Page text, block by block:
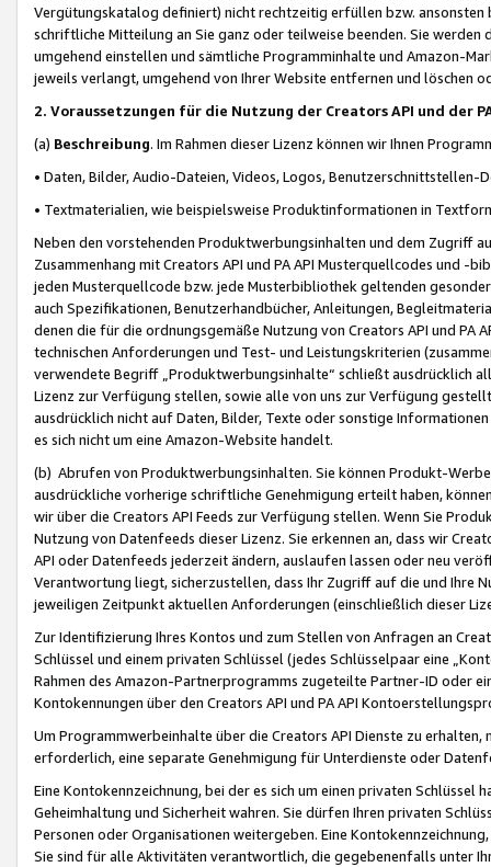
Vergütungskatalog definiert) nicht rechtzeitig erfüllen bzw. ansonsten
schriftliche Mitteilung an Sie ganz oder teilweise beenden. Sie werden
umgehend einstellen und sämtliche Programminhalte und Amazon-
jeweils verlangt, umgehend von Ihrer Website entfernen und löschen
2. Voraussetzungen für die Nutzung der Creators API und der
(a) Beschreibung. Im Rahmen dieser Lizenz können wir Ihnen
• Daten, Bilder, Audio-Dateien, Videos, Logos, Benutzerschnittstellen-
• Textmaterialien, wie beispielsweise Produktinformationen in
Neben den vorstehenden Produktwerbungsinhalten und dem Zugriff
Zusammenhang mit Creators API und PA API Musterquellcodes und
jeden Musterquellcode bzw. jede Musterbibliothek geltenden
auch Spezifikationen, Benutzerhandbücher, Anleitungen,
denen die für die ordnungsgemäße Nutzung von Creators API und PA
technischen Anforderungen und Test- und Leistungskriterien
verwendete Begriff „Produktwerbungsinhalte“ schließt ausdrücklich
Lizenz zur Verfügung stellen, sowie alle von uns zur Verfügung
ausdrücklich nicht auf Daten, Bilder, Texte oder sonstige
es sich nicht um eine Amazon-Website handelt.
(b) Abrufen von Produktwerbungsinhalten. Sie können Produkt-
ausdrückliche vorherige schriftliche Genehmigung erteilt haben,
wir über die Creators API Feeds zur Verfügung stellen. Wenn Sie
Nutzung von Datenfeeds dieser Lizenz. Sie erkennen an, dass wir
API oder Datenfeeds jederzeit ändern, auslaufen lassen oder neu
Verantwortung liegt, sicherzustellen, dass Ihr Zugriff auf die und Ihre
jeweiligen Zeitpunkt aktuellen Anforderungen (einschließlich dieser
Zur Identifizierung Ihres Kontos und zum Stellen von Anfragen an
Schlüssel und einem privaten Schlüssel (jedes Schlüsselpaar eine
Rahmen des Amazon-Partnerprogramms zugeteilte Partner-ID oder
Kontokennungen über den Creators API und PA API
Um Programmwerbeinhalte über die Creators API Dienste zu
erforderlich, eine separate Genehmigung für Unterdienste oder
Eine Kontokennzeichnung, bei der es sich um einen privaten
Geheimhaltung und Sicherheit wahren. Sie dürfen Ihren privaten
Personen oder Organisationen weitergeben. Eine
Sie sind für alle Aktivitäten verantwortlich, die gegebenenfalls unter